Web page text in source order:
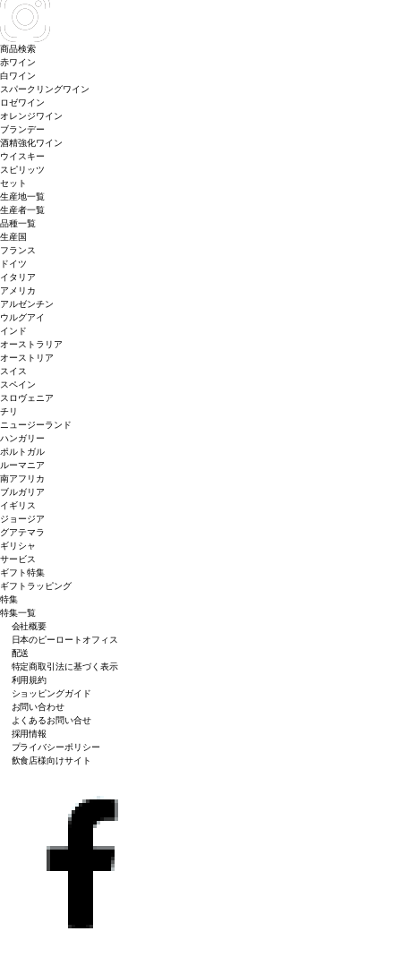
商品検索
赤ワイン
白ワイン
スパークリングワイン
ロゼワイン
オレンジワイン
ブランデー
酒精強化ワイン
ウイスキー
スピリッツ
セット
生産地一覧
生産者一覧
品種一覧
生産国
フランス
ドイツ
イタリア
アメリカ
アルゼンチン
ウルグアイ
インド
オーストラリア
オーストリア
スイス
スペイン
スロヴェニア
チリ
ニュージーランド
ハンガリー
ポルトガル
ルーマニア
南アフリカ
ブルガリア
イギリス
ジョージア
グアテマラ
ギリシャ
サービス
ギフト特集
ギフトラッピング
特集
特集一覧
会社概要
日本のピーロートオフィス
配送
特定商取引法に基づく表示
利用規約
ショッピングガイド
お問い合わせ
よくあるお問い合せ
採用情報
プライバシーポリシー
飲食店様向けサイト